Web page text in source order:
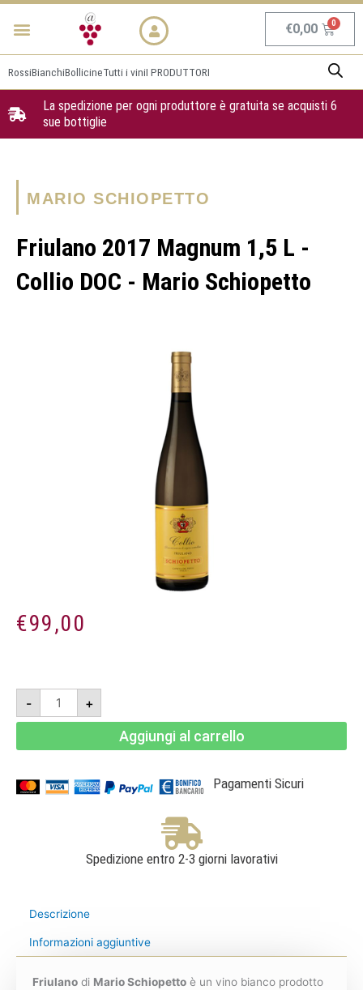
Vai
Menu €0,00
RossiBianchiBollicineTutti i viniI PRODUTTORI
La spedizione per ogni produttore è gratuita se acquisti 6
sue bottiglie
MARIO SCHIOPETTO
Friulano 2017 Magnum 1,5 L -
Collio DOC - Mario Schiopetto
€99,00
-
Friulano
2017
Magnum
1,5
Mario
Schiopetto
+
Aggiungi al carrello
Pagamenti Sicuri
Spedizione entro 2-3 giorni lavorativi
Descrizione
Informazioni aggiuntive
Friulano di Mario Schiopetto è un vino bianco prodotto